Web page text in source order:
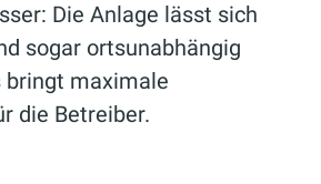
Die Anlage lässt sich
sogar ortsunabhängig
bringt maximale
die Betreiber.